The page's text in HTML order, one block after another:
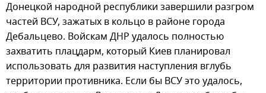
Донецкой народной республики завершили разгром
частей ВСУ, зажатых в кольцо в районе города
Дебальцево. Войскам ДНР удалось полностью
захватить плацдарм, который Киев планировал
использовать для развития наступления вглубь
территории противника. Если бы ВСУ это удалось,